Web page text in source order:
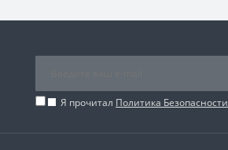
Я прочитал Политика Безопасности